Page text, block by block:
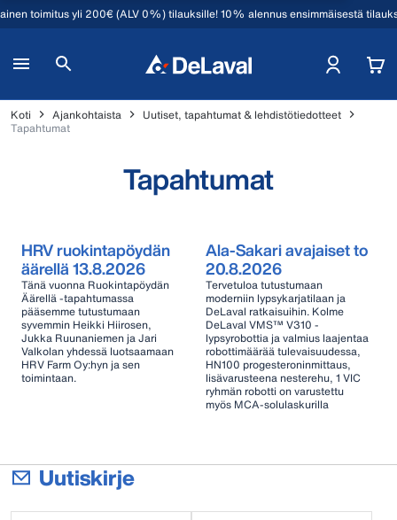
toimitus yli 200€ (ALV 0%) tilauksille! 10% alennus ensimmäisestä
Koti Ajankohtaista
Uutiset, tapahtumat & lehdistötiedotteet
Tapahtumat
Tapahtumat
HRV ruokintapöydän
äärellä 13.8.2026
Tänä vuonna Ruokintapöydän
Äärellä -tapahtumassa
pääsemme tutustumaan
syvemmin Heikki Hiirosen,
Jukka Ruunaniemen ja Jari
Valkolan yhdessä luotsaamaan
HRV Farm Oy:hyn ja sen
toimintaan.
Ala-Sakari avajaiset to
20.8.2026
Tervetuloa tutustumaan
moderniin lypsykarjatilaan ja
DeLaval ratkaisuihin. Kolme
DeLaval VMS™ V310 -
lypsyrobottia ja valmius laajentaa
robottimäärää tulevaisuudessa,
HN100 progesteroninmittaus,
lisävarusteena nesterehu, 1 VIC
ryhmän robotti on varustettu
myös MCA-solulaskurilla
Uutiskirje